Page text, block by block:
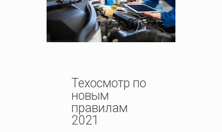
Техосмотр по
новым
правилам
2021